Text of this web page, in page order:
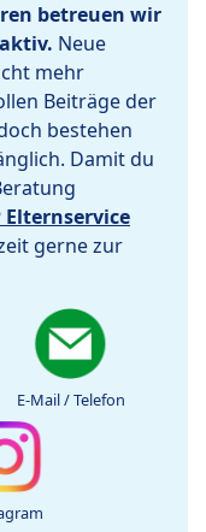
betreuen wir
Neue
mehr
Beiträge der
bestehen
Damit du
Elternservice
gerne zur
E-Mail / Telefon